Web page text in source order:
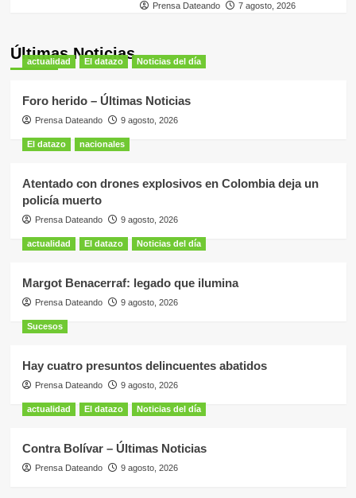
Prensa Dateando 7 agosto, 2026
Últimas Noticias
actualidad El datazo Noticias del día
Foro herido – Últimas Noticias
Prensa Dateando 9 agosto, 2026
El datazo nacionales
Atentado con drones explosivos en Colombia deja un
policía muerto
Prensa Dateando 9 agosto, 2026
actualidad El datazo Noticias del día
Margot Benacerraf: legado que ilumina
Prensa Dateando 9 agosto, 2026
Sucesos
Hay cuatro presuntos delincuentes abatidos
Prensa Dateando 9 agosto, 2026
actualidad El datazo Noticias del día
Contra Bolívar – Últimas Noticias
Prensa Dateando 9 agosto, 2026